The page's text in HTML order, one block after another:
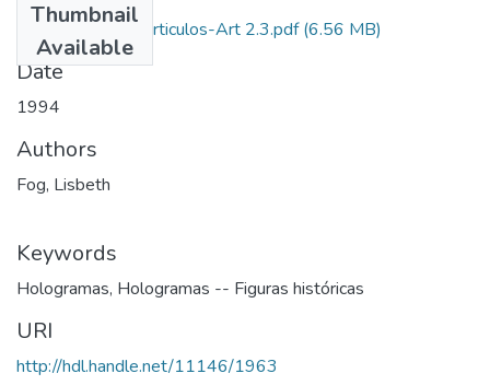
Thumbnail
Available
1994-V12-N2-Articulos-Art 2.3.pdf(6.56 MB)
Date
1994
Authors
Fog, Lisbeth
Keywords
Hologramas, Hologramas -- Figuras históricas
URI
http://hdl.handle.net/11146/1963